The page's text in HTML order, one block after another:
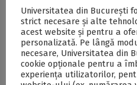
Polonia, Slovacia, Slovenia,
grantului este de 470 de
Mai multe detalii cu privire la
pot fi obținute de la Biroul
București la adresa de mail
Universitatea din București
strict necesare și alte
acest website și pentru a
personalizată. Pe lângă
necesare, Universitatea din
cookie opționale pentru a
experiența utilizatorilor,